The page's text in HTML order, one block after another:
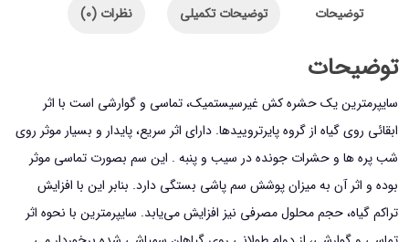
توضیحات توضیحات تکمیلی نظرات (0)
توضیحات
سايپرمترين يك حشره كش غیرسیستمیک، تماسي و گوارشي است با اثر
ابقائي روي گياه از گروه پايرتروييدها. دارای اثر سریع، پایدار و بسیار موثر روی
شب پره ها و حشرات جونده در سیب و پنبه . این سم بصورت تماسی موثر
بوده و اثر آن به میزان پوشش سم پاشی بستگی دارد. بنابر این با افزایش
تراکم گیاه، حجم محلول مصرفی نیز افزایش می‌یابد. سایپرمترین با نحوه اثر